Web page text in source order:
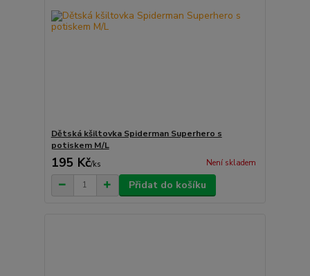
Dětská kšiltovka Spiderman Superhero s
potiskem M/L
195 Kč/ks Není skladem
Přidat do košíku